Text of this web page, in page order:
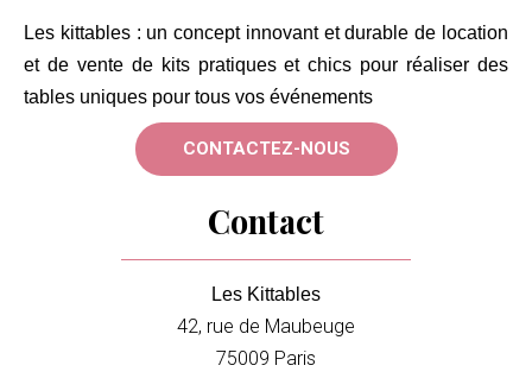
Les kittables : un concept innovant et durable de location
et de vente de kits pratiques et chics pour réaliser des
tables uniques pour tous vos événements
CONTACTEZ-NOUS
Contact
Les Kittables
42, rue de Maubeuge
75009 Paris